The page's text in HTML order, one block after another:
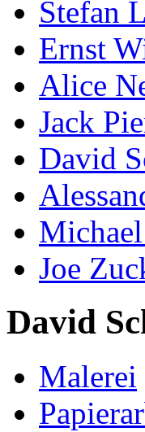
Stefan
Ernst
Alice
Jack
David
Joe
David
Malerei